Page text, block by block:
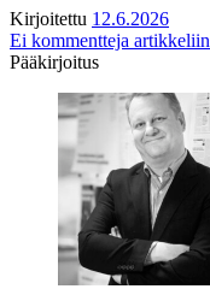
Kirjoitettu 12.6.2026
Ei kommentteja
Pääkirjoitus